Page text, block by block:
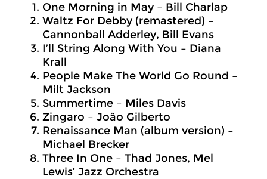
One Morning in May – Bill Charlap
Waltz For Debby (remastered) –
Cannonball Adderley, Bill Evans
I’ll String Along With You – Diana
Krall
People Make The World Go Round –
Milt Jackson
Summertime – Miles Davis
Zingaro – João Gilberto
Renaissance Man (album version) –
Michael Brecker
Three In One – Thad Jones, Mel
Lewis’ Jazz Orchestra